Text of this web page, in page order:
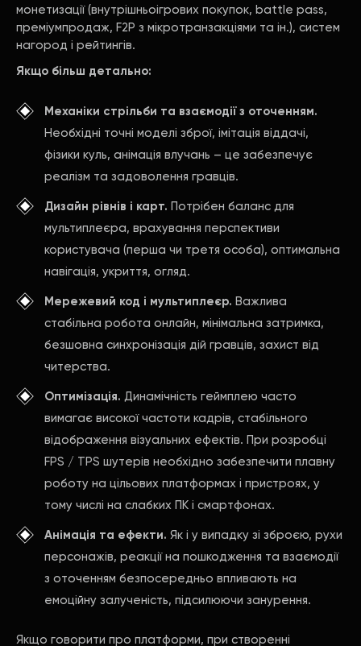
монетизації (внутрішньоігрових покупок, battle pass,
преміумпродаж, F2P з мікротранзакціями та ін.), систем
нагород і рейтингів.
Якщо більш детально:
Механіки стрільби та взаємодії з оточенням.
Необхідні точні моделі зброї, імітація віддачі,
фізики куль, анімація влучань – це забезпечує
реалізм та задоволення гравців.
Дизайн рівнів і карт. Потрібен баланс для
мультиплеєра, врахування перспективи
користувача (перша чи третя особа), оптимальна
навігація, укриття, огляд.
Мережевий код і мультиплеєр. Важлива
стабільна робота онлайн, мінімальна затримка,
безшовна синхронізація дій гравців, захист від
читерства.
Оптимізація. Динамічність геймплею часто
вимагає високої частоти кадрів, стабільного
відображення візуальних ефектів. При розробці
FPS / TPS шутерів необхідно забезпечити плавну
роботу на цільових платформах і пристроях, у
тому числі на слабких ПК і смартфонах.
Анімація та ефекти. Як і у випадку зі зброєю, рухи
персонажів, реакції на пошкодження та взаємодії
з оточенням безпосередньо впливають на
емоційну залученість, підсилюючи занурення.
Якщо говорити про платформи, при створенні